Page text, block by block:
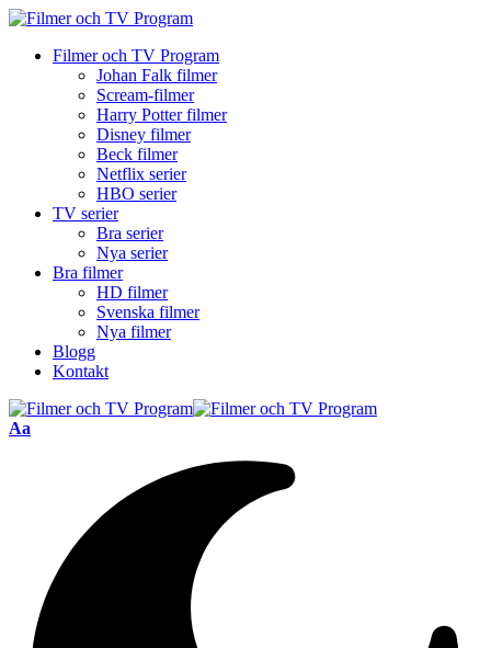
Filmer och TV Program
Johan Falk filmer
Scream-filmer
Harry Potter filmer
Disney filmer
Beck filmer
Netflix serier
HBO serier
TV serier
Bra serier
Nya serier
Bra filmer
HD filmer
Svenska filmer
Nya filmer
Blogg
Kontakt
Font
Aa